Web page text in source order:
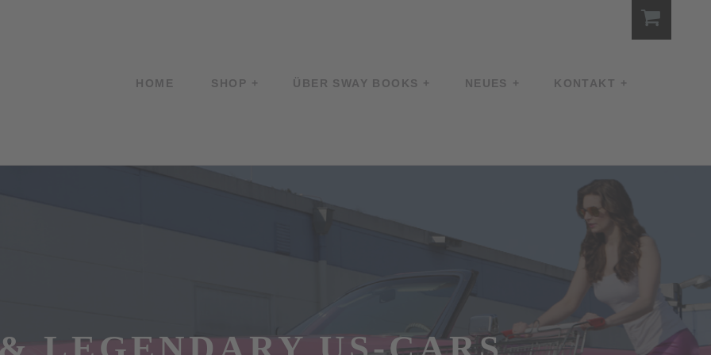
HOME SHOP ÜBER SWAY BOOKS NEUES KONTAKT